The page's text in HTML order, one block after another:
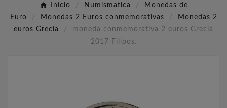
Inicio Numismatica
Monedas de
Euro
Monedas 2 Euros conmemorativas
Monedas 2
euros Grecia
moneda conmemorativa 2 euros Grecia
2017 Filipos.